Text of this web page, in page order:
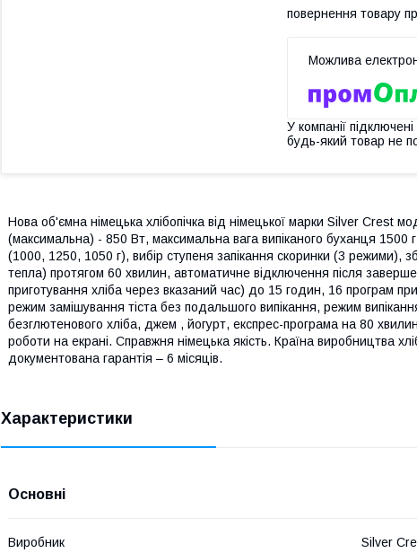
повернення товару
У компанії
будь-який товар не
Нова об'ємна німецька хлібопічка від німецької марки Silver Crest
(максимальна) - 850 Вт, максимальна вага випіканого буханця 1500
(1000, 1250, 1050 г), вибір ступеня запікання скоринки (3 режими),
тепла) протягом 60 хвилин, автоматичне відключення після
приготування хліба через вказаний час) до 15 годин, 16 програм
режим замішування тіста без подальшого випікання, режим
безглютенового хліба, джем , йогурт, експрес-програма на 80
роботи на екрані. Справжня німецька якість. Країна виробництва
документована гарантія – 6 місяців.
Характеристики
Основні
Виробник Silver